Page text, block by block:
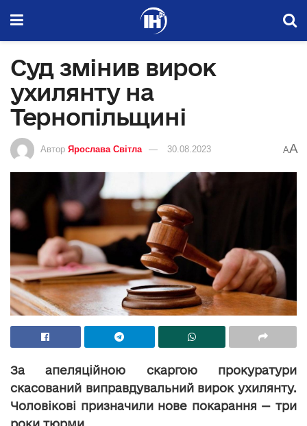
Суд змінив вирок
ухилянту на
Тернопільщині
Автор Ярослава Світла 30.08.2023 AA
За апеляційною скаргою прокуратури
скасований виправдувальний вирок ухилянту.
Чоловікові призначили нове покарання — три